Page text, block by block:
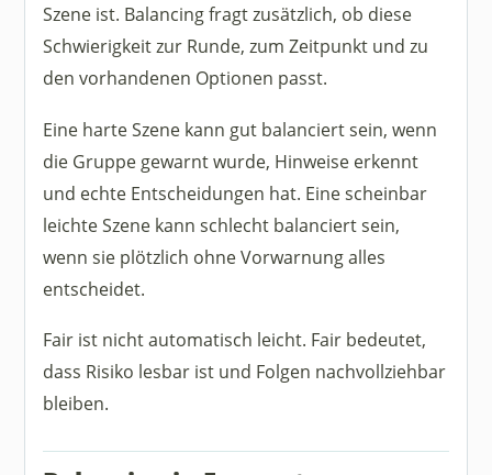
Szene ist. Balancing fragt zusätzlich, ob diese
Schwierigkeit zur Runde, zum Zeitpunkt und zu
den vorhandenen Optionen passt.
Eine harte Szene kann gut balanciert sein, wenn
die Gruppe gewarnt wurde, Hinweise erkennt
und echte Entscheidungen hat. Eine scheinbar
leichte Szene kann schlecht balanciert sein,
wenn sie plötzlich ohne Vorwarnung alles
entscheidet.
Fair ist nicht automatisch leicht. Fair bedeutet,
dass Risiko lesbar ist und Folgen nachvollziehbar
bleiben.